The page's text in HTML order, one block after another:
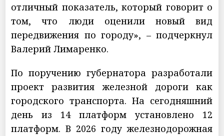
отличный показатель, который говорит о
том, что люди оценили новый вид
передвижения по городу», – подчеркнул
Валерий Лимаренко.
По поручению губернатора разработали
проект развития железной дороги как
городского транспорта. На сегодняшний
день из 14 платформ установлено 12
платформ. В 2026 году железнодорожная